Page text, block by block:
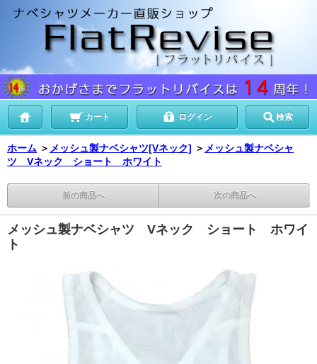
カート ログイン 検索
ホーム ＞ メッシュ製ナベシャツ[Vネック] ＞ メッシュ製ナベシャ
ツ Vネック ショート ホワイト
前の商品へ 次の商品へ
メッシュ製ナベシャツ Vネック ショート ホワイ
ト